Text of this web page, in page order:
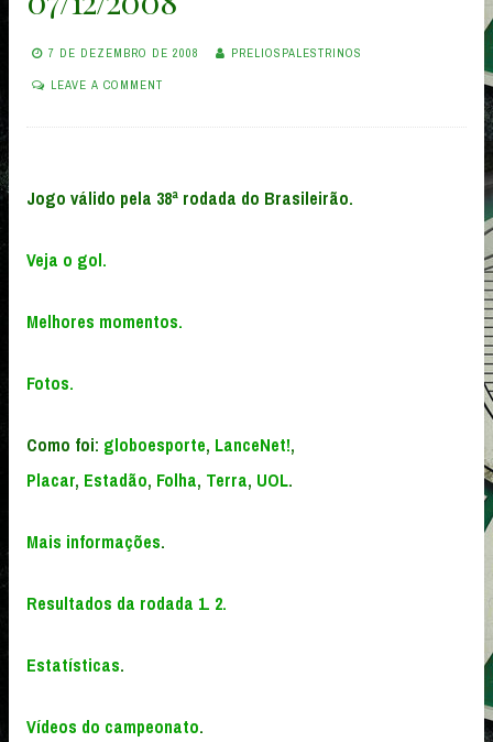
7 DE DEZEMBRO DE 2008 PRELIOSPALESTRINOS
LEAVE A COMMENT
Jogo válido pela 38ª rodada do Brasileirão.
Veja o gol.
Melhores momentos.
Fotos.
Como foi: globoesporte, LanceNet!,
Placar, Estadão, Folha, Terra, UOL.
Mais informações.
Resultados da rodada 1. 2.
Estatísticas.
Vídeos do campeonato.